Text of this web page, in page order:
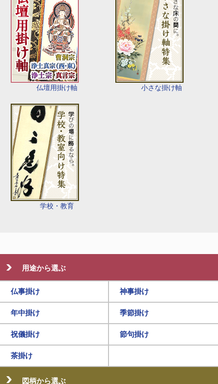
仏壇用掛け軸 小さな掛け軸
学校・教育
用途から選ぶ
仏事掛け 神事掛け
年中掛け 季節掛け
祝儀掛け 節句掛け
茶掛け
図柄から選ぶ